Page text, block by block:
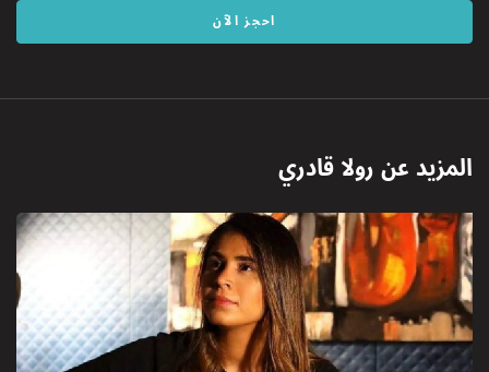
احجز الآن
المزيد عنرولا قادري